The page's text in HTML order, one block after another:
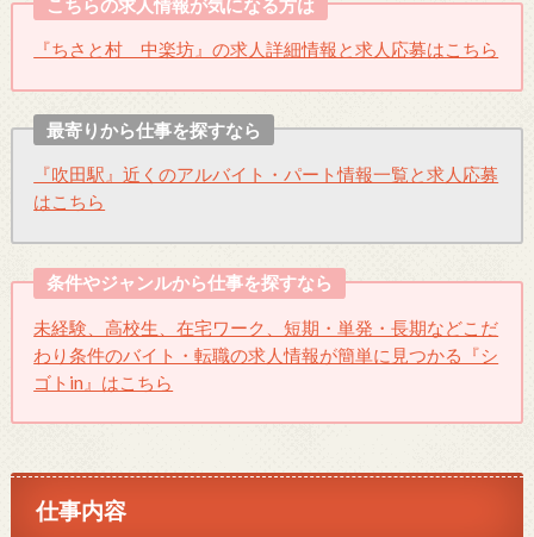
『ちさと村 中楽坊』の求人詳細情報と求人応募はこちら
最寄りから仕事を探すなら
『吹田駅』近くのアルバイト・パート情報一覧と求人応募
はこちら
条件やジャンルから仕事を探すなら
未経験、高校生、在宅ワーク、短期・単発・長期などこだ
わり条件のバイト・転職の求人情報が簡単に見つかる『シ
ゴトin』はこちら
仕事内容